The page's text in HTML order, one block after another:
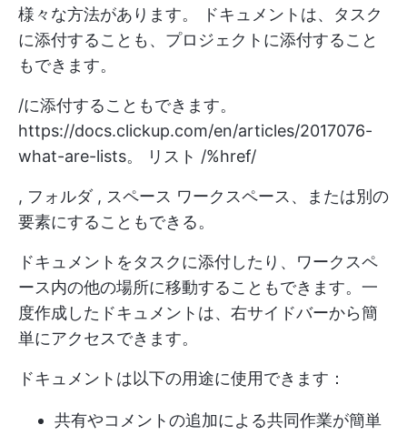
様々な方法があります。 ドキュメントは、タスク
に添付することも、プロジェクトに添付すること
もできます。
/に添付することもできます。
https://docs.clickup.com/en/articles/2017076-
what-are-lists。
リスト /%href/
, フォルダ , スペース ワークスペース、または別の
要素にすることもできる。
ドキュメントをタスクに添付したり、ワークスペ
ース内の他の場所に移動することもできます。一
度作成したドキュメントは、右サイドバーから簡
単にアクセスできます。
ドキュメントは以下の用途に使用できます：
共有やコメントの追加による共同作業が簡単